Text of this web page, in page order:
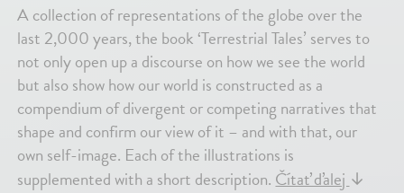
A collection of representations of the globe over the
last 2,000 years, the book ‘Terrestrial Tales’ serves to
not only open up a discourse on how we see the world
but also show how our world is constructed as a
compendium of divergent or competing narratives that
shape and confirm our view of it – and with that, our
own self-image. Each of the illustrations is
supplemented with a short description. Čítať ďalej ↓